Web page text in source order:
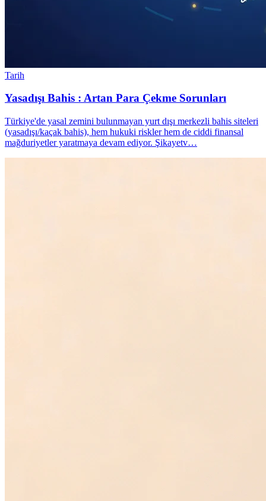
Tarih
Yasadışı Bahis : Artan Para Çekme Sorunları
Türkiye'de yasal zemini bulunmayan yurt dışı merkezli bahis siteleri
(yasadışı/kaçak bahis), hem hukuki riskler hem de ciddi finansal
mağduriyetler yaratmaya devam ediyor. Şikayetv…